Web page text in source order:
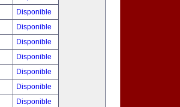
Disponible
Disponible
Disponible
Disponible
Disponible
Disponible
Disponible